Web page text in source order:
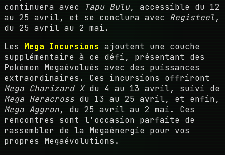
continuera avec
Tapu Bulu, accessible du 12
au 25 avril, et se conclura avec Registeel,
du 25 avril au 2 mai.
Les Mega Incursions ajoutent une couche
supplémentaire à ce défi, présentant des
Pokémon Megaévolués avec des puissances
extraordinaires. Ces incursions offriront
Mega Charizard Xdu 4 au 13 avril, suivi de
Mega Heracross du 13 au 25 avril, et enfin,
Mega Aggron, du 25 avril au 2 mai. Ces
rencontres sont l'occasion parfaite de
rassembler de la Megaénergie pour vos
propres Megaévolutions.